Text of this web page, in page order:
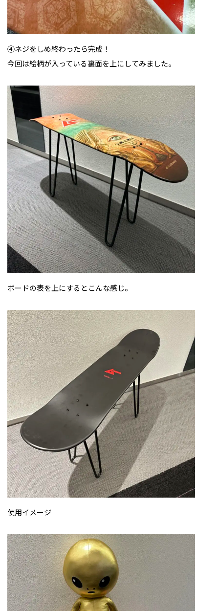
④ネジをしめ終わったら完成！
今回は絵柄が入っている裏面を上にしてみました。
ボードの表を上にするとこんな感じ。
使用イメージ